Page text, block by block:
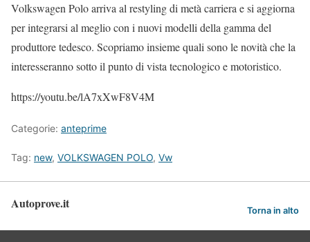
Volkswagen Polo arriva al restyling di metà carriera e si aggiorna
per integrarsi al meglio con i nuovi modelli della gamma del
produttore tedesco. Scopriamo insieme quali sono le novità che la
interesseranno sotto il punto di vista tecnologico e motoristico.
https://youtu.be/lA7xXwF8V4M
Categorie: anteprime
Tag: new, VOLKSWAGEN POLO, Vw
Autoprove.it Torna in alto